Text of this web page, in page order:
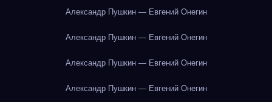
Александр Пушкин — Евгений Онегин
Александр Пушкин — Евгений Онегин
Александр Пушкин — Евгений Онегин
Александр Пушкин — Евгений Онегин